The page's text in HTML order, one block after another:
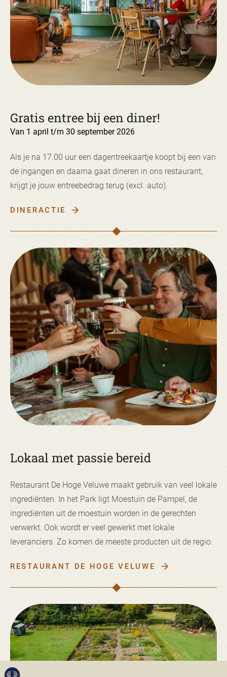
Gratis entree bij een diner!
Van 1 april t/m 30 september 2026
Als je na 17.00 uur een dagentreekaartje koopt bij een van
de ingangen en daarna gaat dineren in ons restaurant,
krijgt je jouw entreebedrag terug (excl. auto).
DINERACTIE
Lokaal met passie bereid
Restaurant De Hoge Veluwe maakt gebruik van veel lokale
ingrediënten. In het Park ligt Moestuin de Pampel, de
ingrediënten uit de moestuin worden in de gerechten
verwerkt. Ook wordt er veel gewerkt met lokale
leveranciers. Zo komen de meeste producten uit de regio.
RESTAURANT DE HOGE VELUWE